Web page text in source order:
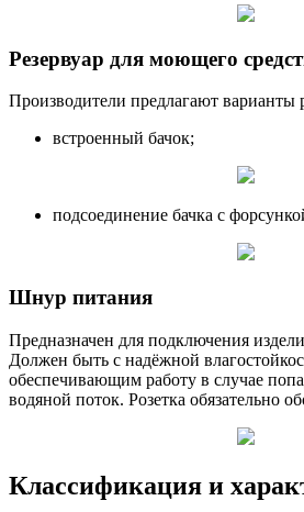
Резервуар для моющего
Производители предлагают варианты
встроенный бачок;
подсоединение бачка с
Шнур питания
Предназначен для подключения
Должен быть с надёжной
обеспечивающим работу в случае
водяной поток. Розетка обязательно
Классификация и